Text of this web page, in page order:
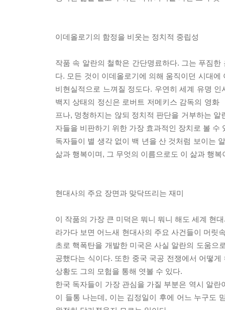
이데올로기의 함정을 비웃는 정치적 중립성
작품 속 알란의 철학은 간단명료하다. 그는 푸짐
다. 모든 것이 이데올로기에 의해 움직이던 시대
비현실적으로 느껴질 정도다. 우연히 세계 유명
백지 상태의 정신은 로버트 저메키스 감독의 영
프나, 멍청하지는 않되 정치적 판단을 거부하는
자들을 비판하기 위한 가장 효과적인 장치로 볼 수
독자들이 별 생각 없이 백 년을 산 것처럼 보이는
삶과 행복이며, 그 무엇의 이름으로도 이 삶과 행
현대사의 주요 장면과 맞닥뜨리는 재미
이 작품의 가장 큰 미덕은 뭐니 뭐니 해도 세계 현
라가다 보면 어느새 현대사의 주요 사건들이 머릿
초로 핵폭탄을 개발한 미국은 사실 알란의 도움으
공했다는 식이다. 또한 중국 국공 전쟁에서 어떻
상황도 그의 모험을 통해 엿볼 수 있다.
한국 독자들이 가장 관심을 가질 부분은 역시 알
이 들통 나는데, 이는 김정일이 후에 어느 누구도